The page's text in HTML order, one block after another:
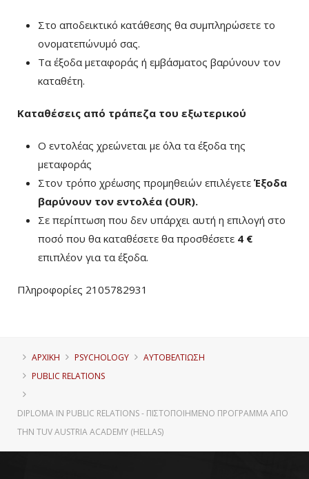
Στο αποδεικτικό κατάθεσης θα συμπληρώσετε το
ονοματεπώνυμό σας.
Τα έξοδα μεταφοράς ή εμβάσματος βαρύνουν τον
καταθέτη.
Καταθέσεις από τράπεζα του εξωτερικού
Ο εντολέας χρεώνεται με όλα τα έξοδα της
μεταφοράς
Στον τρόπο χρέωσης προμηθειών επιλέγετε Έξοδα
βαρύνουν τον εντολέα (ΟUR).
Σε περίπτωση που δεν υπάρχει αυτή η επιλογή στο
ποσό που θα καταθέσετε θα προσθέσετε 4 €
επιπλέον για τα έξοδα.
Πληροφορίες 2105782931
ΑΡΧΙΚΗ PSYCHOLOGY
ΑΥΤΟΒΕΛΤΊΩΣΗ
PUBLIC RELATIONS
DIPLOMA IN PUBLIC RELATIONS - ΠΙΣΤΟΠΟΙΗΜΈΝΟ ΠΡΌΓΡΑΜΜΑ ΑΠΌ
ΤΗΝ TUV AUSTRIA ACADEMY (HELLAS)